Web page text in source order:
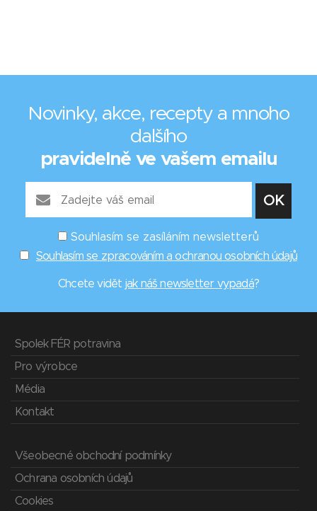
Novinky, akce, recepty a mnoho
dalšího
pravidelně ve vašem emailu
Souhlasím se zasíláním newsletterů
Souhlasím se zpracováním a ochranou osobních údajů
Chcete vidět jak náš newsletter vypadá?
Spolek FÉR potravina
Pro výrobce
Média
Kontakt
Všeobecné obchodní podmínky
Ochrana osobních údajů
Cookies